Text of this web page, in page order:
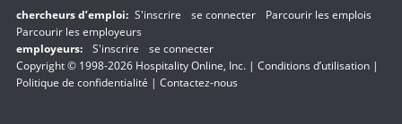
chercheurs d’emploi: S'inscrire se connecter
Parcourir les emplois
Parcourir les employeurs
employeurs:
S'inscrire
se connecter
Copyright © 1998-2026 Hospitality Online, Inc. | Conditions d’utilisation |
Politique de confidentialité | Contactez-nous